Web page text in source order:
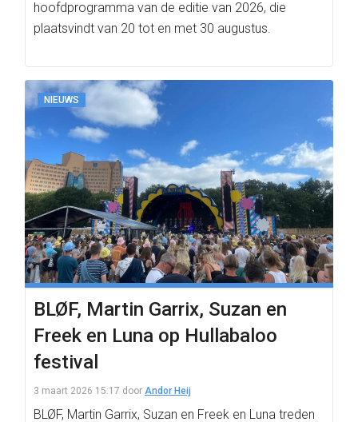
hoofdprogramma van de editie van 2026, die
plaatsvindt van 20 tot en met 30 augustus.
NIEUWS
BLØF, Martin Garrix, Suzan en
Freek en Luna op Hullabaloo
festival
3 maart 2026 15:17 door Andor Heij
BLØF, Martin Garrix, Suzan en Freek en Luna treden